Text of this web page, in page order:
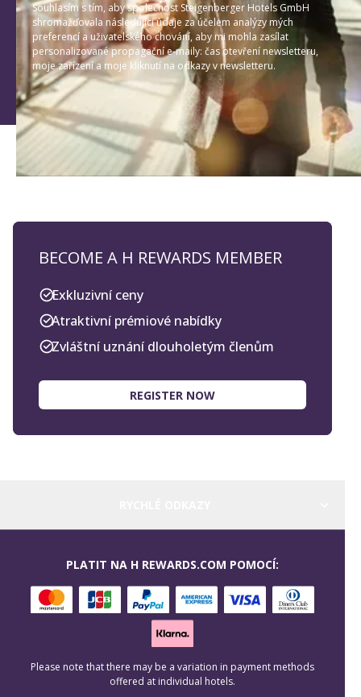
Souhlasím s tím, aby společnost Steigenberger Hotels GmbH
shromažďovala následující údaje za účelem analýzy mých
preferencí a uživatelského chování, aby mi mohla zasílat
personalizované propagační e-maily: čas otevření newsletteru,
moje zařízení a moje kliknutí na odkazy v newsletteru.
BECOME A H REWARDS MEMBER
Exkluzivní ceny
Atraktivní prémiové nabídky
Zvláštní uznání dlouholetým členům
REGISTER NOW
PLATIT NA H REWARDS.COM POMOCÍ:
Please note that there may be a variation in payment methods
offered at individual hotels.